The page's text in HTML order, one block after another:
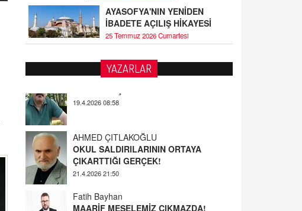
AYASOFYA'NIN YENİDEN
İBADETE AÇILIŞ HİKAYESİ
25 Temmuz 2026 Cumartesi
YAZARLAR
AHMED ÇITLAKOĞLU
21.4.2026 21:50
Fatih Bayhan
MAARİF MESELEMİZ ÇIKMAZDA!